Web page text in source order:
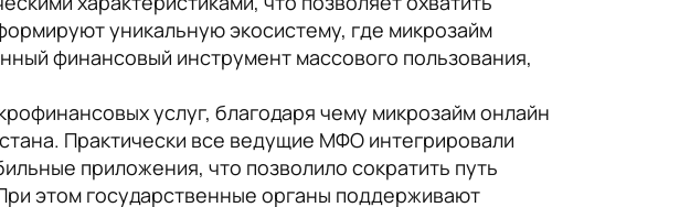
уникальную экосистему, где микрозайм
финансовый инструмент массового пользования,
услуг, благодаря чему микрозайм онлайн
Практически все ведущие МФО интегрировали
приложения, что позволило сократить путь
этом государственные органы поддерживают